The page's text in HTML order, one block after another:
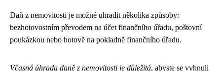
Daň z nemovitosti je možné uhradit několika způsoby:
bezhotovostním převodem na účet finančního úřadu, poštovní
poukázkou nebo hotově na pokladně finančního úřadu.
Včasná úhrada daně z nemovitosti je důležitá, abyste se vyhnuli